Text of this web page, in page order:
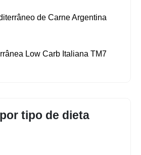
de Carne Argentina
Low Carb Italiana TM7
tipo de dieta